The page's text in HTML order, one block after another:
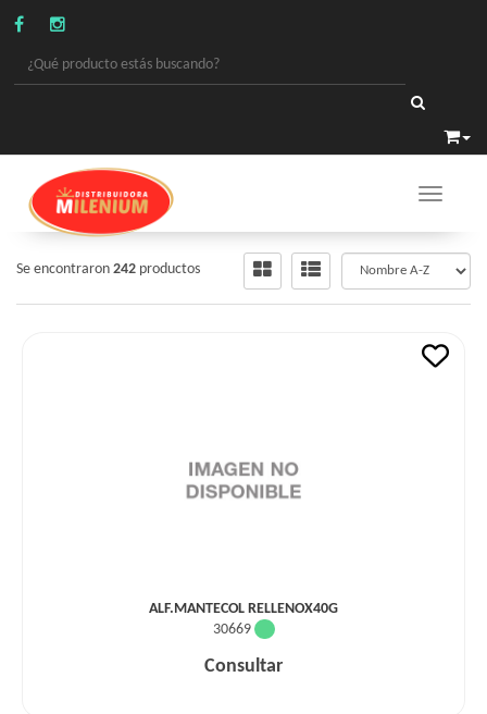
Toggle
CHOCOLATES
CHOCOLATES
Se encontraron 242 productos
ALF.MANTECOL RELLENOX40G
30669
Consultar